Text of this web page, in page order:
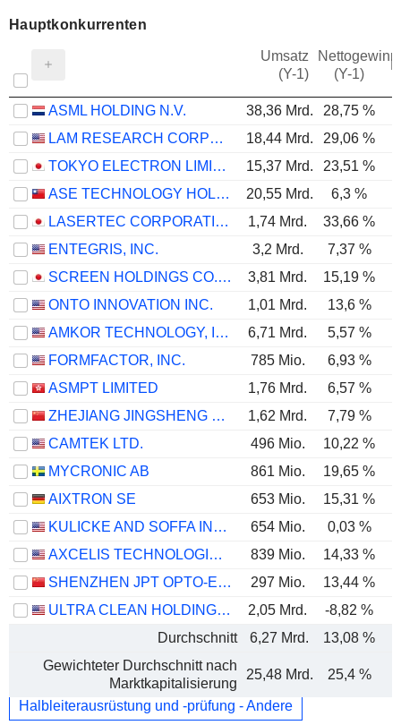
Hauptkonkurrenten
Umsatz
(Y-1)
Nettogewinn
(Y-1)
ASML HOLDING N.V. 38,36 Mrd. 28,75 %
LAM RESEARCH CORPORATION
18,44 Mrd. 29,06 %
TOKYO ELECTRON LIMITED
15,37 Mrd. 23,51 %
ASE TECHNOLOGY HOLDING CO., LTD.
20,55 Mrd. 6,3 %
LASERTEC CORPORATION
1,74 Mrd. 33,66 %
ENTEGRIS, INC.
3,2 Mrd. 7,37 %
SCREEN HOLDINGS CO., LTD.
3,81 Mrd. 15,19 %
ONTO INNOVATION INC.
1,01 Mrd. 13,6 %
AMKOR TECHNOLOGY, INC.
6,71 Mrd. 5,57 %
FORMFACTOR, INC.
785 Mio. 6,93 %
ASMPT LIMITED
1,76 Mrd. 6,57 %
ZHEJIANG JINGSHENG MECHANICAL & ELECTRICAL CO., LTD.
1,62 Mrd. 7,79 %
CAMTEK LTD.
496 Mio. 10,22 %
MYCRONIC AB
861 Mio. 19,65 %
AIXTRON SE
653 Mio. 15,31 %
KULICKE AND SOFFA INDUSTRIES, INC.
654 Mio. 0,03 %
AXCELIS TECHNOLOGIES, INC.
839 Mio. 14,33 %
SHENZHEN JPT OPTO-ELECTRONICS CO., LTD.
297 Mio. 13,44 %
ULTRA CLEAN HOLDINGS, INC.
2,05 Mrd. -8,82 %
Durchschnitt
6,27 Mrd. 13,08 %
Gewichteter Durchschnitt nach
Marktkapitalisierung
25,48 Mrd. 25,4 %
Halbleiterausrüstung und -prüfung - Andere